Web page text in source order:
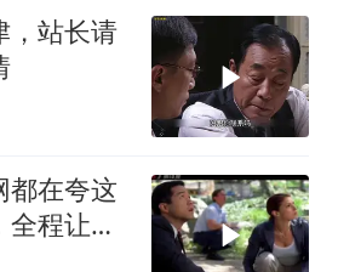
，站长请
都在夸这
程让人